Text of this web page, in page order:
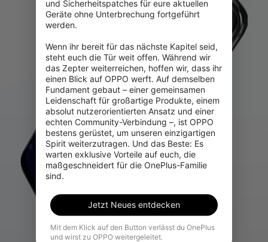
und Sicherheitspatches für eure aktuellen
Geräte ohne Unterbrechung fortgeführt
werden.
Wenn ihr bereit für das nächste Kapitel seid,
steht euch die Tür weit offen. Während wir
das Zepter weiterreichen, hoffen wir, dass ihr
einen Blick auf OPPO werft. Auf demselben
Fundament gebaut – einer gemeinsamen
Leidenschaft für großartige Produkte, einem
absolut nutzerorientierten Ansatz und einer
echten Community-Verbindung –, ist OPPO
bestens gerüstet, um unseren einzigartigen
Spirit weiterzutragen. Und das Beste: Es
warten exklusive Vorteile auf euch, die
maßgeschneidert für die OnePlus-Familie
sind.
Jetzt Neues entdecken
Mit dem Klick auf den Button verlässt du OnePlus
und wirst zu OPPO weitergeleitet.